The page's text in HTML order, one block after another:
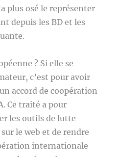
plus osé le représenter
depuis les BD et les
? Si elle se
c’est pour avoir
accord de coopération
Ce traité a pour
les outils de lutte
le web et de rendre
internationale